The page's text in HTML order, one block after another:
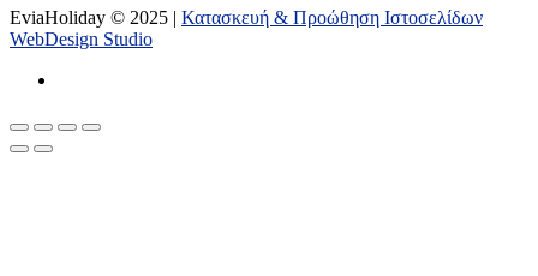
EviaHoliday © 2025 | Κατασκευή & Προώθηση Ιστοσελίδων
WebDesign Studio